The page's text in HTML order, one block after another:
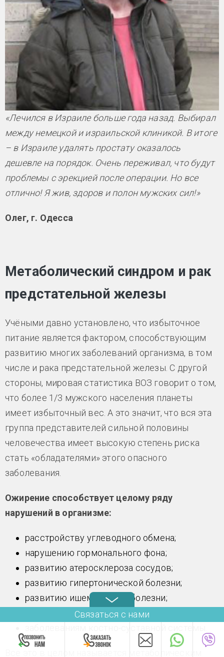
«Лечился в Израиле больше года назад. Выбирал
между немецкой и израильской клиникой. В итоге
– в Израиле удалять простату оказалось
дешевле на порядок. Очень переживал, что будут
проблемы с эрекцией после операции. Но все
отлично! Я жив, здоров и полон мужских сил!»
Олег, г. Одесса
Метаболический синдром и рак
предстательной железы
Учёными давно установлено, что избыточное
питание является фактором, способствующим
развитию многих заболеваний организма, в том
числе и рака предстательной железы. С другой
стороны, мировая статистика ВОЗ говорит о том,
что более 1/3 мужского населения планеты
имеет избыточный вес. А это значит, что вся эта
группа представителей сильной половины
человечества имеет высокую степень риска
стать «обладателями» этого опасного
заболевания.
Ожирение способствует целому ряду
нарушений в организме:
расстройству углеводного обмена;
нарушению гормонального фона;
развитию атеросклероза сосудов;
развитию гипертонической болезни;
развитию ишемической болезни;
заболеваниям органов пищеварения;
Связаться с нами